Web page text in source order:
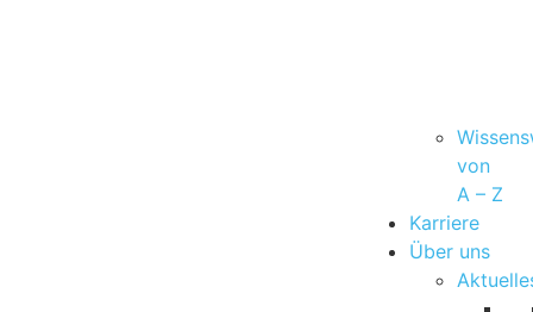
von
A – Z
Karriere
Über uns